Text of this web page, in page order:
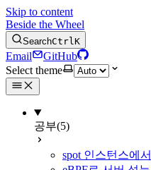
Skip to content
Beside the Wheel
SearchCtrlK
Email
GitHub
Select theme
공부(5)
spot 인스턴스에